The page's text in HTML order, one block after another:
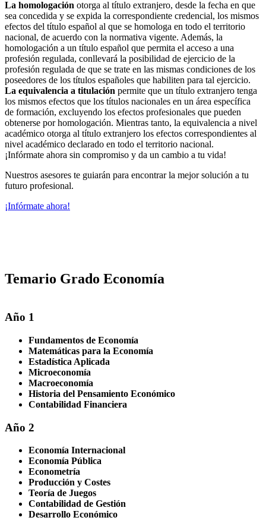
La homologación otorga al título extranjero, desde la fecha en que
sea concedida y se expida la correspondiente credencial, los mismos
efectos del título español al que se homologa en todo el territorio
nacional, de acuerdo con la normativa vigente. Además, la
homologación a un título español que permita el acceso a una
profesión regulada, conllevará la posibilidad de ejercicio de la
profesión regulada de que se trate en las mismas condiciones de los
poseedores de los títulos españoles que habiliten para tal ejercicio.
La equivalencia a titulación permite que un título extranjero tenga
los mismos efectos que los títulos nacionales en un área específica
de formación, excluyendo los efectos profesionales que pueden
obtenerse por homologación. Mientras tanto, la equivalencia a nivel
académico otorga al título extranjero los efectos correspondientes al
nivel académico declarado en todo el territorio nacional.
¡Infórmate ahora sin compromiso y da un cambio a tu vida!
Nuestros asesores te guiarán para encontrar la mejor solución a tu
futuro profesional.
¡Infórmate ahora!
Temario Grado Economía
Año 1
Fundamentos de Economía
Matemáticas para la Economía
Estadística Aplicada
Microeconomía
Macroeconomía
Historia del Pensamiento Económico
Contabilidad Financiera
Año 2
Economía Internacional
Economía Pública
Econometría
Producción y Costes
Teoría de Juegos
Contabilidad de Gestión
Desarrollo Económico